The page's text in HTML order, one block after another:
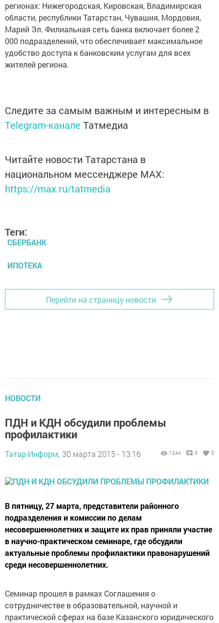
регионах: Нижегородская, Кировская, Владимирская
области, республики Татарстан, Чувашия, Мордовия,
Марий Эл. Филиальная сеть банка включает более 2
000 подразделений, что обеспечивает максимальное
удобство доступа к банковским услугам для всех
жителей региона.
Следите за самым важным и интересным в
Telegram-канале Татмедиа
Читайте новости Татарстана в
национальном мессенджере MАХ:
https://max.ru/tatmedia
Теги:
СБЕРБАНК
ИПОТЕКА
Перейти на страницу новости
НОВОСТИ
ПДН и КДН обсудили проблемы
профилактики
Татар-Информ, 30 марта 2015 - 13:16 1244 0 0
В пятницу, 27 марта, представители районного
подразделения и комиссии по делам
несовершеннолетних и защите их прав приняли участие
в научно-практическом семинаре, где обсудили
актуальные проблемы профилактики правонарушений
среди несовершеннолетних.
Семинар прошел в рамках Соглашения о
сотрудничестве в образовательной, научной и
практической сферах на базе Казанского юридического